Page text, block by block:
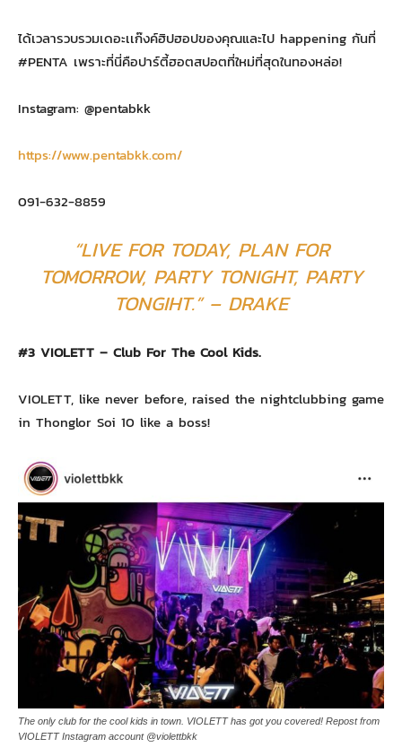
ได้เวลารวบรวมเดอะเเก๊งค์ฮิปฮอปของคุณและไป happening กันที่
#PENTA เพราะที่นี่คือปาร์ตี้ฮอตสปอตที่ใหม่ที่สุดในทองหล่อ!
Instagram: @pentabkk
https://www.pentabkk.com/
091-632-8859
“LIVE FOR TODAY, PLAN FOR
TOMORROW, PARTY TONIGHT, PARTY
TONGIHT.” – DRAKE
#3 VIOLETT – Club For The Cool Kids.
VIOLETT, like never before, raised the nightclubbing game
in Thonglor Soi 10 like a boss!
The only club for the cool kids in town. VIOLETT has got you covered! Repost from
VIOLETT Instagram account @violettbkk